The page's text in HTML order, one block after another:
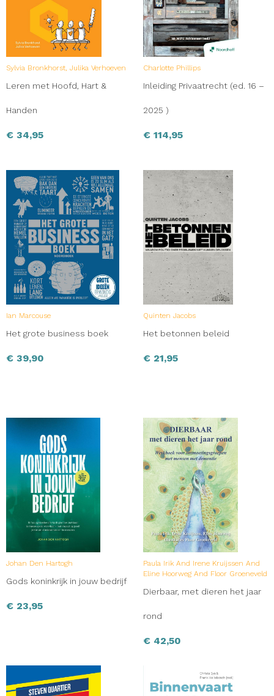
Sylvia Bronkhorst, Julika Verhoeven
Leren met Hoofd, Hart &
Handen
€ 34,95
Charlotte Phillips
Inleiding Privaatrecht (ed. 16 –
2025 )
€ 114,95
Ian Marcouse
Het grote business boek
€ 39,90
Quinten Jacobs
Het betonnen beleid
€ 21,95
Johan Den Hartogh
Gods koninkrijk in jouw bedrijf
€ 23,95
Paula Irik And Irene Kruijssen And
Eline Hoorweg And Floor Groeneveld
Dierbaar, met dieren het jaar
rond
€ 42,50